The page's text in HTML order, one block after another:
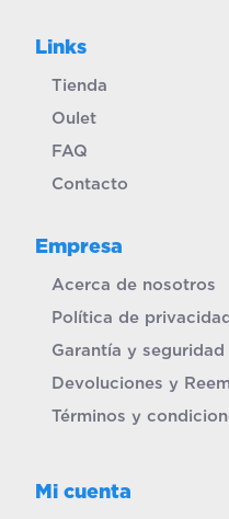
Links
Tienda
Oulet
FAQ
Contacto
Empresa
Acerca de nosotros
Política de
Garantía y seguridad
Devoluciones y
Términos y
Mi cuenta